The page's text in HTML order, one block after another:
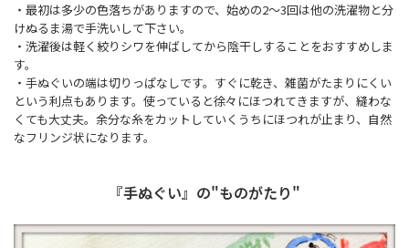
・最初は多少の色落ちがありますので、始めの2～3回は他の洗濯物と分
けぬるま湯で手洗いして下さい。
・洗濯後は軽く絞りシワを伸ばしてから陰干しすることをおすすめしま
す。
・手ぬぐいの端は切りっぱなしです。すぐに乾き、雑菌がたまりにくい
という利点もあります。使っていると徐々にほつれてきますが、縫わな
くても大丈夫。余分な糸をカットしていくうちにほつれが止まり、自然
なフリンジ状になります。
『手ぬぐい』の"ものがたり"